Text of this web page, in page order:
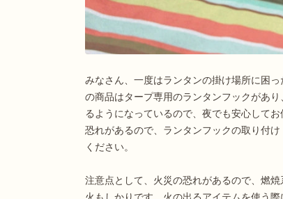
みなさん、一度はランタンの掛け場所に困
の商品はタープ専用のランタンフックがあり
るようになっているので、夜でも安心して
恐れがあるので、ランタンフックの取り付
ください。
注意点として、火災の恐れがあるので、燃